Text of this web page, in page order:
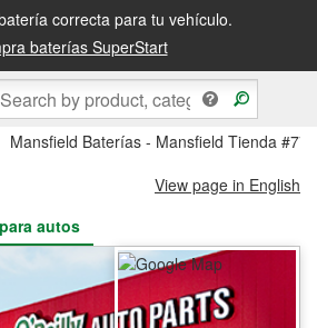
correcta para tu vehículo.
baterías SuperStart
al día siguiente o recógela en la tienda
Mansfield Baterías - Mansfield Tienda #771
View page in English
autos